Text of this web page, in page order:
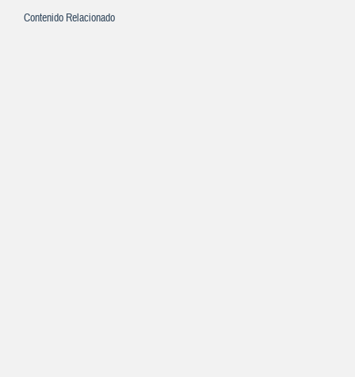
Contenido Relacionado